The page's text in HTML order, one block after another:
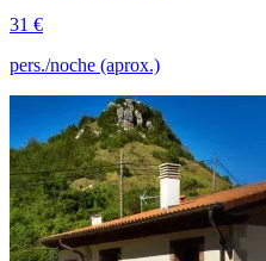
31 €
pers./noche (aprox.)